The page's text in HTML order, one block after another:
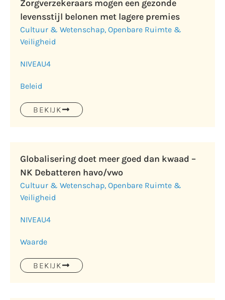
Zorgverzekeraars mogen een gezonde
levensstijl belonen met lagere premies
Cultuur & Wetenschap, Openbare Ruimte &
Veiligheid
NIVEAU4
Beleid
BEKIJK
Globalisering doet meer goed dan kwaad –
NK Debatteren havo/vwo
Cultuur & Wetenschap, Openbare Ruimte &
Veiligheid
NIVEAU4
Waarde
BEKIJK